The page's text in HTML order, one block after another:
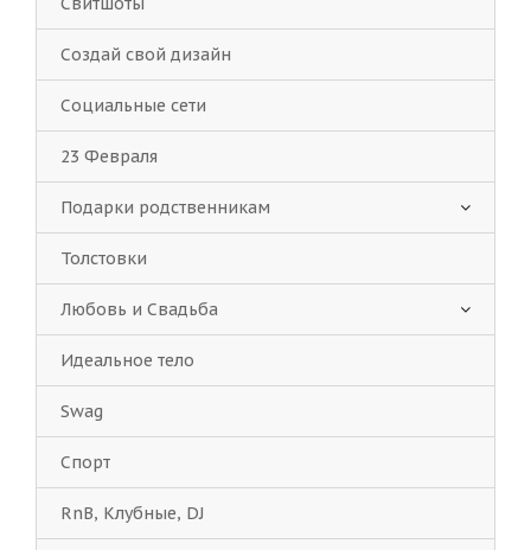
Создай свой дизайн
Социальные сети
23 Февраля
Подарки родственникам
Толстовки
Любовь и Свадьба
Идеальное тело
Swag
Спорт
RnB, Клубные, DJ